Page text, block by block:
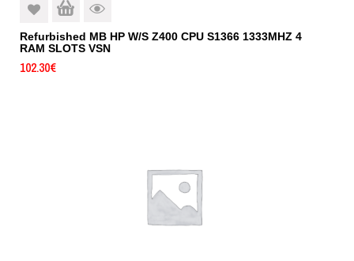
Refurbished MB HP W/S Z400 CPU S1366 1333MHZ 4
RAM SLOTS VSN
102.30€